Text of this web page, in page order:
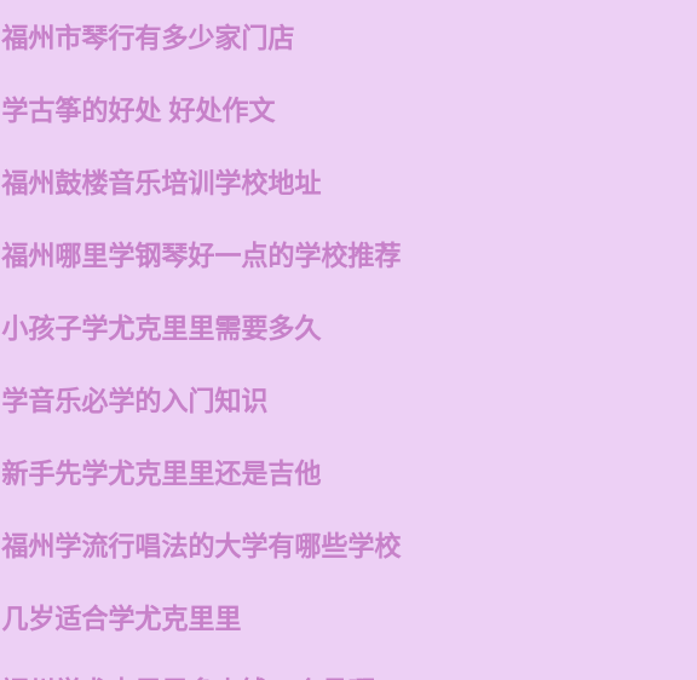
福州市琴行有多少家门店
学古筝的好处 好处作文
福州鼓楼音乐培训学校地址
福州哪里学钢琴好一点的学校推荐
小孩子学尤克里里需要多久
学音乐必学的入门知识
新手先学尤克里里还是吉他
福州学流行唱法的大学有哪些学校
几岁适合学尤克里里